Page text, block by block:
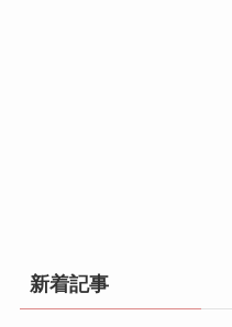
新着記事